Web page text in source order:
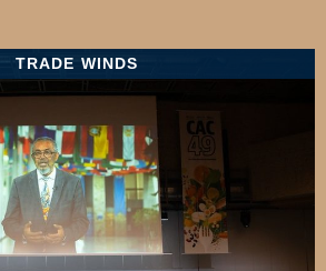
TRADE WINDS